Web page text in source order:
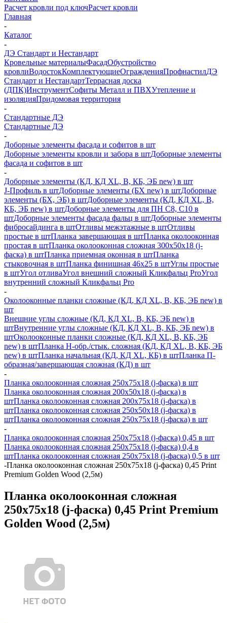
Расчет кровли под ключРасчет кровли
Главная
-
Каталог
-
ДЭ Стандарт и Нестандарт
Кровельные материалыФасадОбустройство
кровлиВодостокКомплектующиеОгражденияПрофнастилДЭ
Стандарт и НестандартТеррасная доска
(ДПК)ИнструментСофиты Металл и ПВХУтепление и
изоляцияПридомовая территория
-
Стандартные ДЭ
Стандартные ДЭ
-
Доборные элементы фасада и софитов в шт
Доборные элементы кровли и забора в штДоборные элементы
фасада и софитов в шт
-
Доборные элементы (КД, КД XL, В, КБ, ЭБ new) в шт
J-Профиль в штДоборные элементы (БХ new) в штДоборные
элементы (БХ, ЭБ) в штДоборные элементы (КД, КД XL, В,
КБ, ЭБ new) в штДоборные элементы для ПН С8, С10 в
штДоборные элементы фасада фальц в штДоборные элементы
фибросайдинга в штОтливы межэтажные в штОтливы
простые в штПланка завершающая в штПланка околооконная
простая в штПланка околооконная сложная 300х50х18 (j-
фаска) в штПланка приемная оконная в штПланка
стыковочная в штПланка финишная 46х25 в штУглы простые
в штУгол отливаУгол внешний сложный Кликфальц ProУгол
внутренний сложный Кликфальц Pro
-
Околооконные планки сложные (КД, КД XL, В, КБ, ЭБ new) в
шт
Внешние углы сложные (КД, КД XL, В, КБ, ЭБ new) в
штВнутренние углы сложные (КД, КД XL, В, КБ, ЭБ new) в
штОколооконные планки сложные (КД, КД XL, В, КБ, ЭБ
new) в штПланка H-обр./стык. сложная (КД, КД XL, В, КБ, ЭБ
new) в штПланка начальная (КД, КД XL, КБ) в штПланка П-
образная/завершающая сложная (КД) в шт
-
Планка околооконная сложная 250х75х18 (j-фаска) в шт
Планка околооконная сложная 200х50х18 (j-фаска) в
штПланка околооконная сложная 200х75х18 (j-фаска) в
штПланка околооконная сложная 250х50х18 (j-фаска) в
штПланка околооконная сложная 250х75х18 (j-фаска) в шт
-
Планка околооконная сложная 250х75х18 (j-фаска) 0,45 в шт
Планка околооконная сложная 250х75х18 (j-фаска) 0,4 в
штПланка околооконная сложная 250х75х18 (j-фаска) 0,5 в шт
-Планка околооконная сложная 250х75х18 (j-фаска) 0,45 Print
Premium Golden Wood (2,5м)
Планка околооконная сложная
250х75х18 (j-фаска) 0,45 Print Premium
Golden Wood (2,5м)